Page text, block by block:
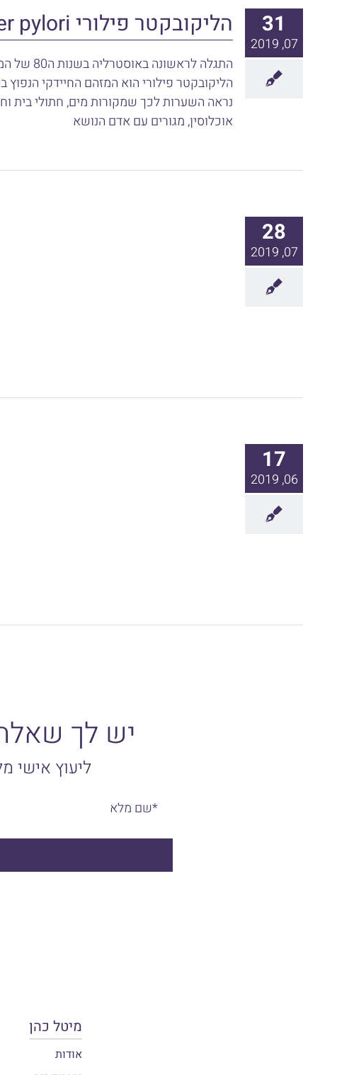
31
07, 2019
הליקובקטר פילורי Helicobacter pylori
נראה השערות לכך שמקורות מים, חתולי בית
אוכלוסין, מגורים עם אדם הנושא
28
07, 2019
17
06, 2019
יש לך
ליעוץ אישי מלא/
מיטל כהן
אודות